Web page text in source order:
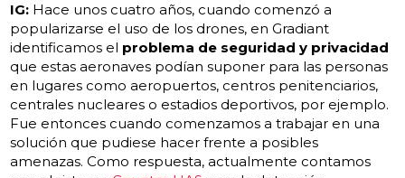
IG: Hace unos cuatro años, cuando comenzó a
popularizarse el uso de los drones, en Gradiant
identificamos el problema de seguridad y privacidad
que estas aeronaves podían suponer para las personas
en lugares como aeropuertos, centros penitenciarios,
centrales nucleares o estadios deportivos, por ejemplo.
Fue entonces cuando comenzamos a trabajar en una
solución que pudiese hacer frente a posibles
amenazas. Como respuesta, actualmente contamos